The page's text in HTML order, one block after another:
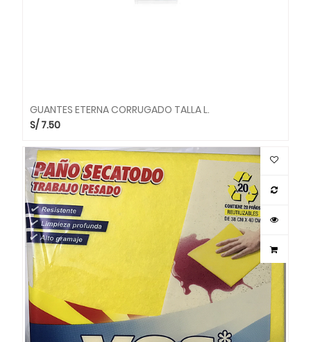
GUANTES ETERNA CORRUGADO TALLA L.
S/ 7.50